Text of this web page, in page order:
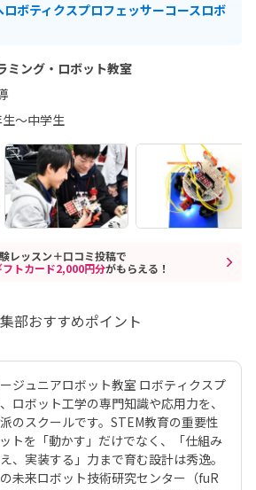
ボティクスプロフェッサーコースロボ
ミング・ロボット教室
～中学生
レッスン＋口コミ投稿で
トカード2,000円分がもらえる！
部おすすめポイント
ジュニアロボット教室 ロボティクスプ
ロボット工学の専門知識や応用力を、
のスクールです。STEM教育の重要性
トを「動かす」だけでなく、「仕組み
、実装する」力まで育む設計は秀逸。
未来ロボット技術研究センター（fuR